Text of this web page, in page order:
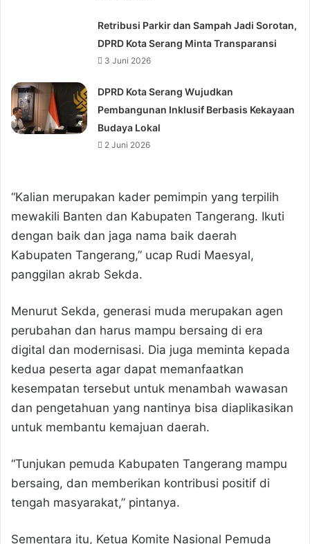
Retribusi Parkir dan Sampah Jadi Sorotan,
DPRD Kota Serang Minta Transparansi
3 Juni 2026
DPRD Kota Serang Wujudkan
Pembangunan Inklusif Berbasis Kekayaan
Budaya Lokal
2 Juni 2026
“Kalian merupakan kader pemimpin yang terpilih
mewakili Banten dan Kabupaten Tangerang. Ikuti
dengan baik dan jaga nama baik daerah
Kabupaten Tangerang,” ucap Rudi Maesyal,
panggilan akrab Sekda.
Menurut Sekda, generasi muda merupakan agen
perubahan dan harus mampu bersaing di era
digital dan modernisasi. Dia juga meminta kepada
kedua peserta agar dapat memanfaatkan
kesempatan tersebut untuk menambah wawasan
dan pengetahuan yang nantinya bisa diaplikasikan
untuk membantu kemajuan daerah.
“Tunjukan pemuda Kabupaten Tangerang mampu
bersaing, dan memberikan kontribusi positif di
tengah masyarakat,” pintanya.
Sementara itu, Ketua Komite Nasional Pemuda